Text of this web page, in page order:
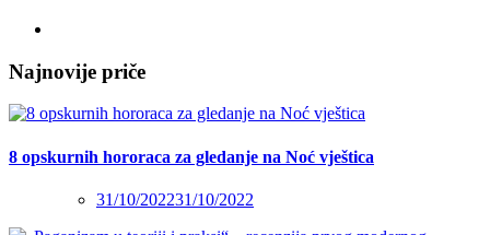
Najnovije priče
8 opskurnih hororaca za gledanje na Noć vještica
31/10/202231/10/2022